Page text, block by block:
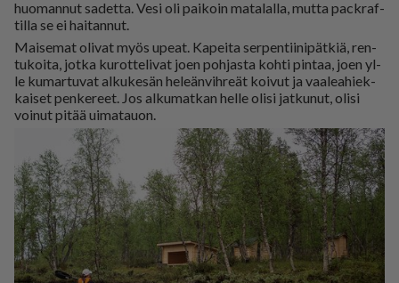
huo­man­nut sa­det­ta. Vesi oli pai­koin ma­ta­lal­la, mut­ta pack­raf­
til­la se ei hai­tan­nut.
Mai­se­mat oli­vat myös upe­at. Ka­pei­ta ser­pen­tii­ni­pät­kiä, ren­
tu­koi­ta, jot­ka ku­rot­te­li­vat joen poh­jas­ta koh­ti pin­taa, joen yl­
le ku­mar­tu­vat al­ku­ke­sän he­le­än­vih­re­ät koi­vut ja vaa­le­a­hiek­
kai­set pen­ke­reet. Jos al­ku­mat­kan hel­le oli­si jat­ku­nut, oli­si
voi­nut pi­tää ui­ma­tau­on.